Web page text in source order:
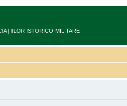
ISTORICO-MILITARE